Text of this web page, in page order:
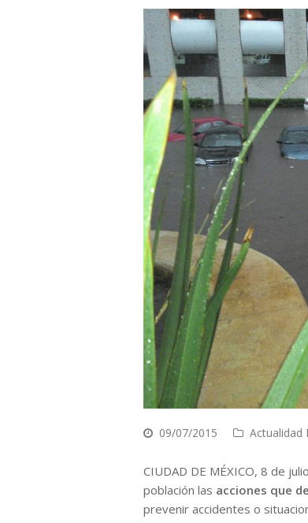
09/07/2015 Actualidad
CIUDAD DE MÉXICO, 8 de
población las acciones que
prevenir accidentes o